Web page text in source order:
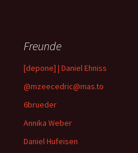
Freunde
[depone] | Daniel Ehniss
@mzeecedric@mas.to
6brueder
Annika Weber
Daniel Hufeisen